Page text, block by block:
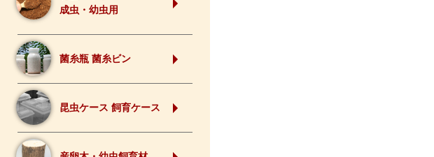
成虫・幼虫用
菌糸瓶 菌糸ビン
昆虫ケース 飼育ケース